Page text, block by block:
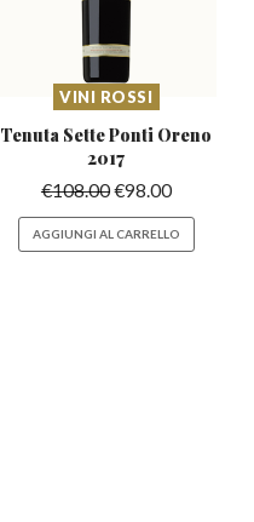
VINI ROSSI
Tenuta Sette Ponti Oreno
2017
€108.00€98.00
AGGIUNGI AL CARRELLO